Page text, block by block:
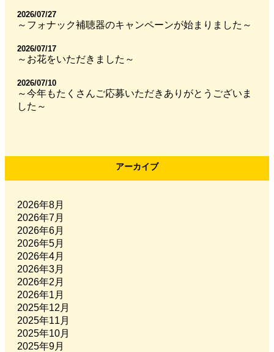
2026/07/27
～フォナック補聴器のキャンペーンが始まりました～
2026/07/17
～お花をいただきました～
2026/07/10
～今年もたくさんご応募いただきありがとうございま
した～
アーカイブ
2026年8月
2026年7月
2026年6月
2026年5月
2026年4月
2026年3月
2026年2月
2026年1月
2025年12月
2025年11月
2025年10月
2025年9月